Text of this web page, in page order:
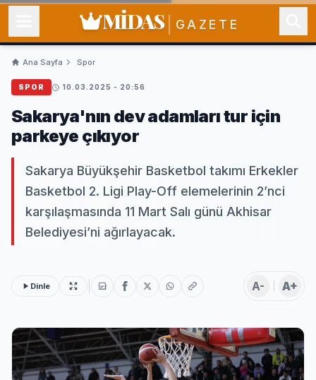
MİDAS GAZETE
Ana Sayfa Spor
SPOR 10.03.2025 - 20:56
Sakarya'nın dev adamları tur için
parkeye çıkıyor
Sakarya Büyükşehir Basketbol takımı Erkekler
Basketbol 2. Ligi Play-Off elemelerinin 2’nci
karşılaşmasında 11 Mart Salı günü Akhisar
Belediyesi’ni ağırlayacak.
Dinle A- A+